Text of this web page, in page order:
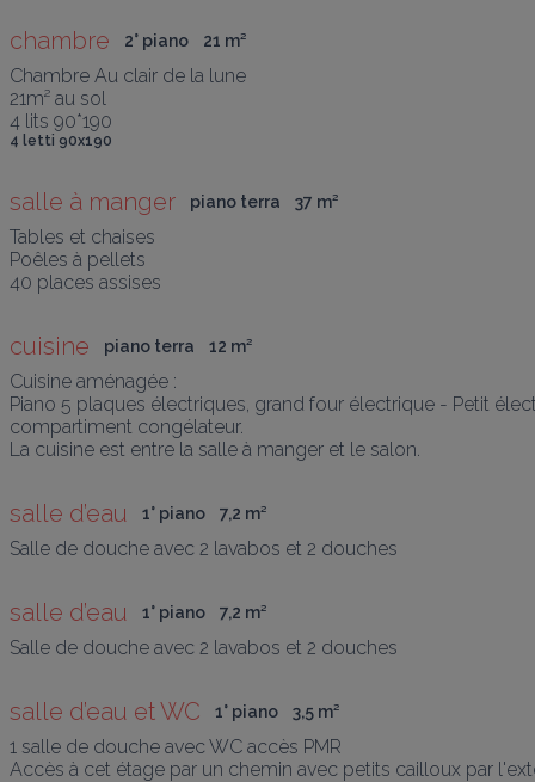
chambre 2° piano 21 m²
Chambre Au clair de la lune
21m² au sol
4 lits 90*190
4 letti 90x190
salle à manger piano terra 37 m²
Tables et chaises
Poêles à pellets
40 places assises
cuisine piano terra 12 m²
Cuisine aménagée :
Piano 5 plaques électriques, grand four électrique - Petit
compartiment congélateur.
La cuisine est entre la salle à manger et le salon.
salle d’eau 1° piano 7,2 m²
Salle de douche avec 2 lavabos et 2 douches
salle d’eau 1° piano 7,2 m²
Salle de douche avec 2 lavabos et 2 douches
salle d’eau et WC 1° piano 3,5 m²
1 salle de douche avec WC accès PMR
Accès à cet étage par un chemin avec petits cailloux par